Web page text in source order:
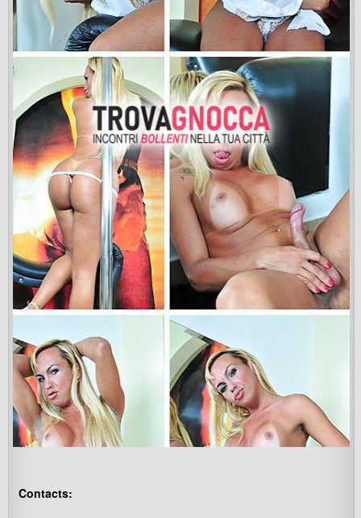
Contacts: